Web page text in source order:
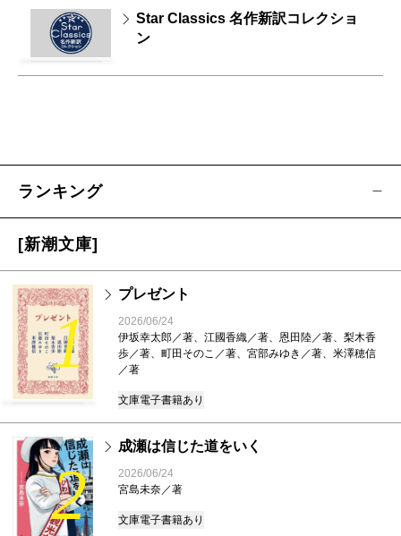
Star Classics 名作新訳コレクショ
ン
ランキング
[新潮文庫]
1
プレゼント
2026/06/24
伊坂幸太郎／著、江國香織／著、恩田陸／著、梨木香
歩／著、町田そのこ／著、宮部みゆき／著、米澤穂信
／著
文庫電子書籍あり
2
成瀬は信じた道をいく
2026/06/24
宮島未奈／著
文庫電子書籍あり